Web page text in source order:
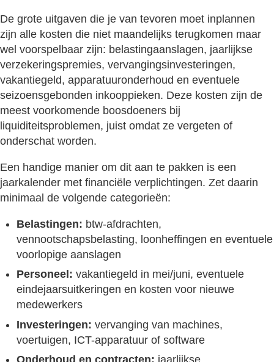
De grote uitgaven die je van tevoren moet inplannen
zijn alle kosten die niet maandelijks terugkomen maar
wel voorspelbaar zijn: belastingaanslagen, jaarlijkse
verzekeringspremies, vervangingsinvesteringen,
vakantiegeld, apparatuuronderhoud en eventuele
seizoensgebonden inkooppieken. Deze kosten zijn de
meest voorkomende boosdoeners bij
liquiditeitsproblemen, juist omdat ze vergeten of
onderschat worden.
Een handige manier om dit aan te pakken is een
jaarkalender met financiële verplichtingen. Zet daarin
minimaal de volgende categorieën:
Belastingen: btw-afdrachten,
vennootschapsbelasting, loonheffingen en eventuele
voorlopige aanslagen
Personeel: vakantiegeld in mei/juni, eventuele
eindejaarsuitkeringen en kosten voor nieuwe
medewerkers
Investeringen: vervanging van machines,
voertuigen, ICT-apparatuur of software
Onderhoud en contracten: jaarlijkse